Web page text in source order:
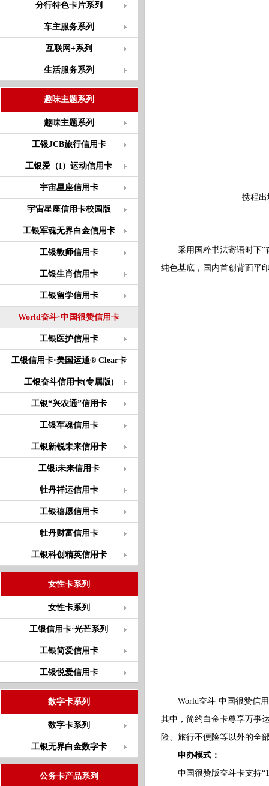
分行特色卡片系列
车主服务系列
互联网+系列
生活服务系列
趣味主题系列
趣味主题系列
工银JCB旅行信用卡
工银爱（I）运动信用卡
宇宙星座信用卡
宇宙星座信用卡校园版
工银军魂无界白金信用卡
工银教师信用卡
工银生肖信用卡
工银留学信用卡
World奋斗·中国很赞信用卡
工银医护信用卡
工银信用卡·美国运通® Clear卡
工银奋斗信用卡(专属版)
工银“兴农通”信用卡
工银军魂信用卡
工银新锐未来信用卡
工银i未来信用卡
牡丹祥运信用卡
工银禧愿信用卡
牡丹财富信用卡
工银科创精英信用卡
女性卡系列
女性卡系列
工银信用卡·光芒系列
工银简爱信用卡
工银悦爱信用卡
数字卡系列
数字卡系列
工银无界白金数字卡
公务卡产品系列
携程出
采用国粹书法寄语时下“奋
纯色基底，国内首创背面平
World奋斗·中国很赞信用
其中，简约白金卡尊享万事
险、旅行不便险等以外的全
申办模式：
中国很赞版奋斗卡支持